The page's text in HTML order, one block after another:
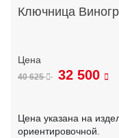
Ключница
40 625 32 500
Цена указана на
ориентировочной.